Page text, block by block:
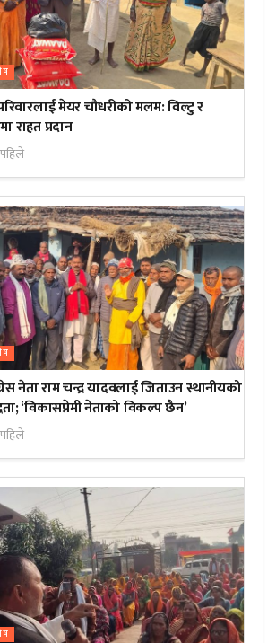
मेयर चौधरीको मलम: विल्टु र
राहत प्रदान
नेता राम चन्द्र यादवलाई जिताउन स्थानीयको
‘विकासप्रेमी नेताको विकल्प छैन’